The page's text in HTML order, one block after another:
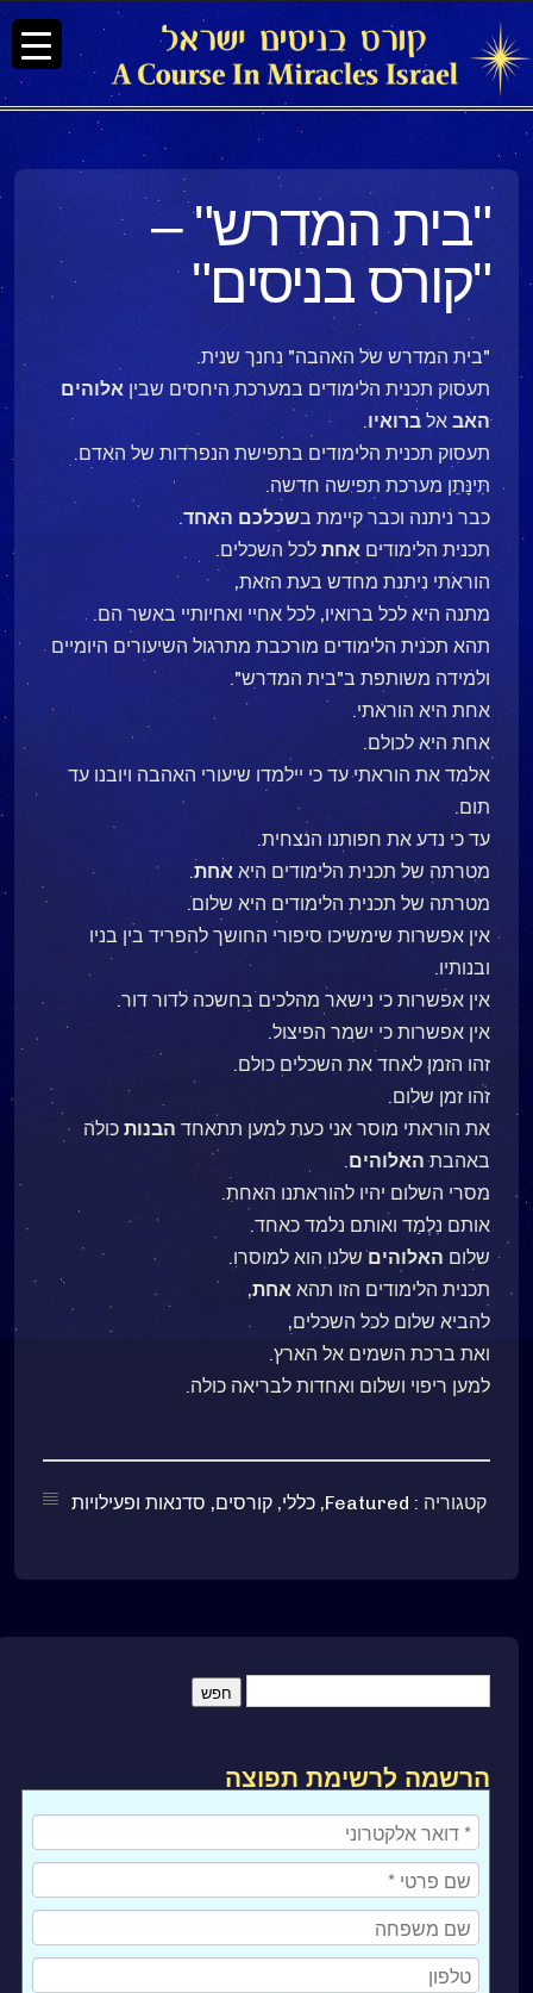
"בית המדרש" –
"קורס בניסים"
"בית המדרש של האהבה" נחנך שנית.
תעסוק תכנית הלימודים במערכת היחסים שבין אלוהים
האבאל ברואיו.
תעסוק תכנית הלימודים בתפישת הנפרדות של האדם.
תִּינָּתֵן מערכת תפישה חדשה.
כבר ניתנה וכבר קיימת בשכלכם האחד.
תכנית הלימודים אחתלכל השכלים.
הוראתי ניתנת מחדש בעת הזאת,
מתנה היא לכל ברואיו, לכל אחיי ואחיותיי באשר הם.
תהא תכנית הלימודים מורכבת מתרגול השיעורים היומיים
ולמידה משותפת ב"בית המדרש".
אחת היא הוראתי.
אחת היא לכולם.
אלמד את הוראתי עד כי יילמדו שיעורי האהבה ויובנו עד
תום.
עד כי נדע את חפותנו הנצחית.
מטרתה של תכנית הלימודים היא אחת.
מטרתה של תכנית הלימודים היא שלום.
אין אפשרות שימשיכו סיפורי החושך להפריד בין בניו
ובנותיו.
אין אפשרות כי נישאר מהלכים בחשכה לדור דור.
אין אפשרות כי ישמר הפיצול.
זהו הזמן לאחד את השכלים כולם.
זהו זמן שלום.
את הוראתי מוסר אני כעת למען תתאחד הבנותכולה
באהבתהאלוהים.
מסרי השלום יהיו להוראתנו האחת.
אותם נִלְמַד ואותם נלמד כאחד.
שלום האלוהיםשלנו הוא למוסרו.
תכנית הלימודים הזו תהא אחת,
להביא שלום לכל השכלים,
ואת ברכת השמים אל הארץ.
למען ריפוי ושלום ואחדות לבריאה כולה.
קטגוריה : Featured
, כללי, קורסים, סדנאות ופעילויות
הרשמה לרשימת תפוצה